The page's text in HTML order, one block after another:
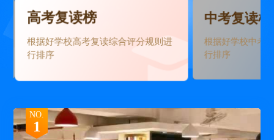
高考复读榜
根据好学校高考复读综合评分规则进
行排序
中考复读榜
根据好学校中考
行排序
NO.
1